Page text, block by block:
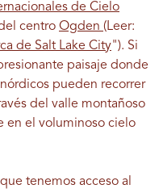
de Cielo
centro Ogden (Leer:
de Salt Lake City"). Si
paisaje donde
pueden recorrer
del valle montañoso
en el voluminoso cielo
tenemos acceso al